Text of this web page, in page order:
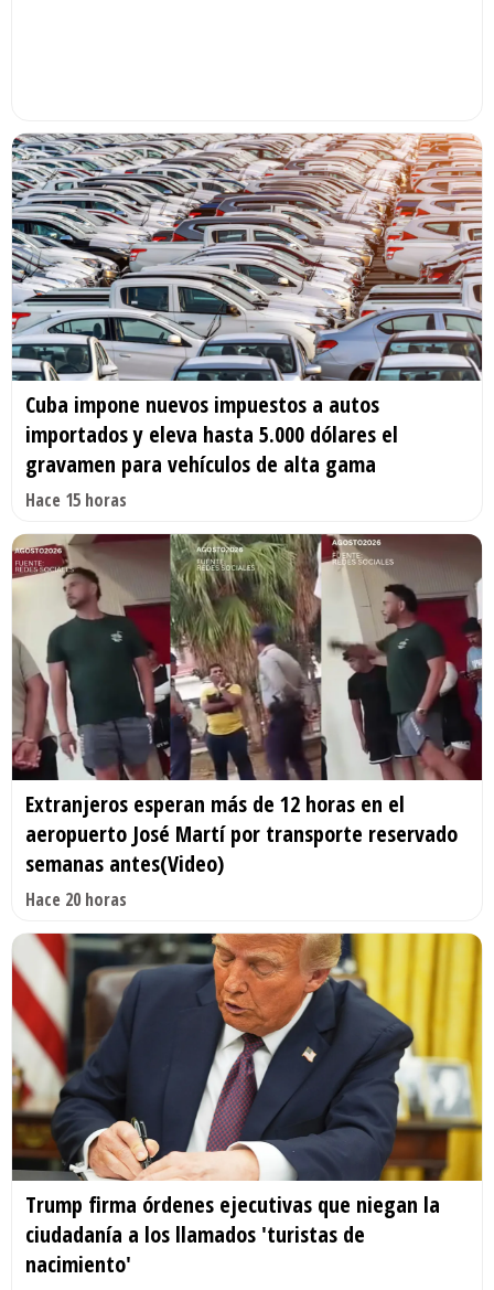
Cuba impone nuevos impuestos a autos
importados y eleva hasta 5.000 dólares el
gravamen para vehículos de alta gama
Hace 15 horas
Extranjeros esperan más de 12 horas en el
aeropuerto José Martí por transporte reservado
semanas antes(Video)
Hace 20 horas
Trump firma órdenes ejecutivas que niegan la
ciudadanía a los llamados 'turistas de
nacimiento'